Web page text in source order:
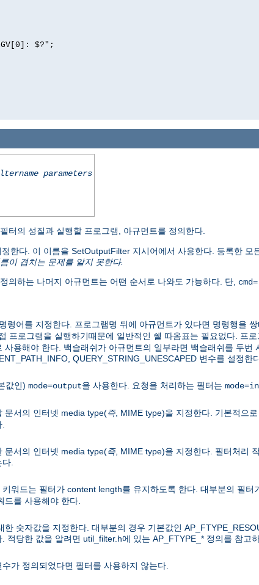
$?";
parameters
터의 성질과 실행할 프로그램, 아규먼트를 정의한다.
한다. 이 이름을 SetOutputFilter 지시어에서 사용한다. 등록한 모
이 겹치는 문제를 알지 못한다.
의하는 나머지 아규먼트는 어떤 순서로 나와도 가능하다. 단, cmd=
령어를 지정한다. 프로그램명 뒤에 아규먼트가 있다면 명령행을
프로그램을 실행하기때문에 일반적인 쉘 따옴표는 필요없다. 프
사용해야 한다. 백슬래쉬가 아규먼트의 일부라면 백슬래쉬를 두
QUERY_STRING_UNESCAPED 변수를 설정한
값인) mode=output을 사용한다. 요청을 처리하는 필터는
문서의 인터넷 media type(즉, MIME type)을 지정한다. 기본적으
문서의 인터넷 media type(즉, MIME type)을 지정한다. 필터처리
.
키워드는 필터가 content length를 유지하도록 한다. 대부분의 필
드를 사용해야 한다.
한 숫자값을 지정한다. 대부분의 경우 기본값인
적당한 값을 알려면 util_filter.h에 있는 AP_FTYPE_* 정의를 참고
가 정의되었다면 필터를 사용하지 않는다.